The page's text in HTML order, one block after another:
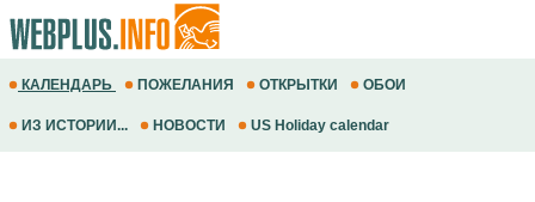
КАЛЕНДАРЬ ПОЖЕЛАНИЯ ОТКРЫТКИ ОБОИ
ИЗ ИСТОРИИ... НОВОСТИ US Holiday calendar